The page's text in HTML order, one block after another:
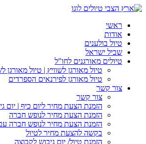
דלג
ראשי
אודות
טיול בולענים
שביל ישראל
טיולים מאורגנים לחו"ל
טיול מאורגן לשוויץ | טיול מאורגן
טיול מאורגן לפירנאים הספרדים
צור קשר
צור קשר
הזמנת הצעת מחיר ליום כיף | יום
הזמנת הצעת מחיר לנופש חברה
הזמנת הצעת מחיר לנופש חברה
בקשה להצעת מחיר לטיול
הזמנת טיול/ יום גיבוש לקבוצה